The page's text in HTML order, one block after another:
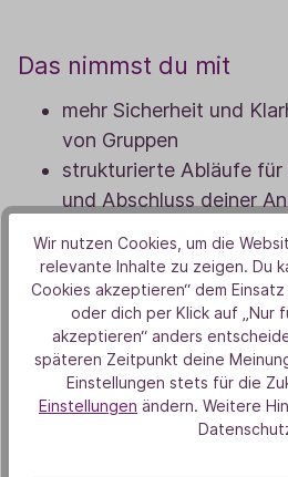
Das nimmst du mit
mehr Sicherheit und
von Gruppen
strukturierte Abläufe für
und Abschluss deiner
Teilnehmerbindung
Verständnis dafür, wie
unterstützt und
praxiserprobte
professionellere Arbeit
Wir nutzen Cookies, um die
relevante Inhalte zu zeigen. Du
Cookies akzeptieren“ dem
oder dich per Klick auf „Nur
akzeptieren“ anders
späteren Zeitpunkt deine
Einstellungen stets für die
Einstellungen ändern. Weitere